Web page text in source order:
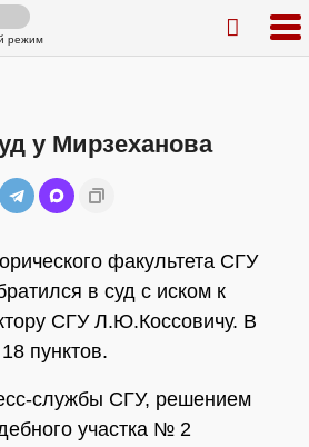
режим
у Мирзеханова
факультета СГУ
в суд с иском к
СГУ Л.Ю.Коссовичу. В
пунктов.
службы СГУ, решением
участка № 2